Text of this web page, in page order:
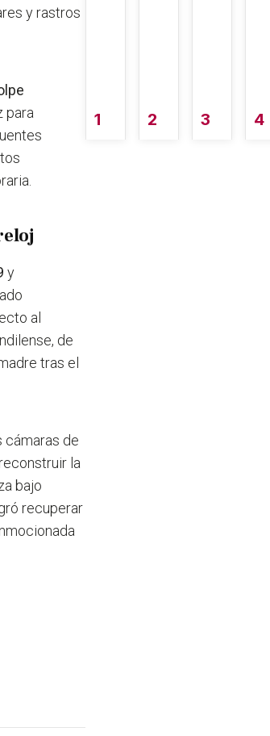
y rastros
para
y
al
de
tras el
cámaras de
la
bajo
recuperar
1 2 3 4